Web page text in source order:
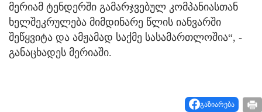
მერიამ ტენდერში გამარჯვებულ კომპანიასთან
ხელშეკრულება მიმდინარე წლის იანვარში
შეწყვიტა და ამჟამად საქმე სასამართლოშია“, -
განაცხადეს მერიაში.
გაზიარება